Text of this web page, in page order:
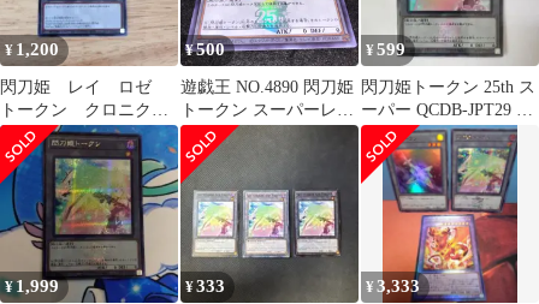
¥ 1,200
閃刀姫 レイ ロゼ
トークン クロニクル
アニメジャパン
CHRONICLE
¥500
遊戯王 NO.4890 閃刀姫
トークン スーパーレア
25th
¥599
閃刀姫トークン 25th ス
ーパー QCDB-JPT29 遊
戯王
¥1,999 ¥333 ¥3,333